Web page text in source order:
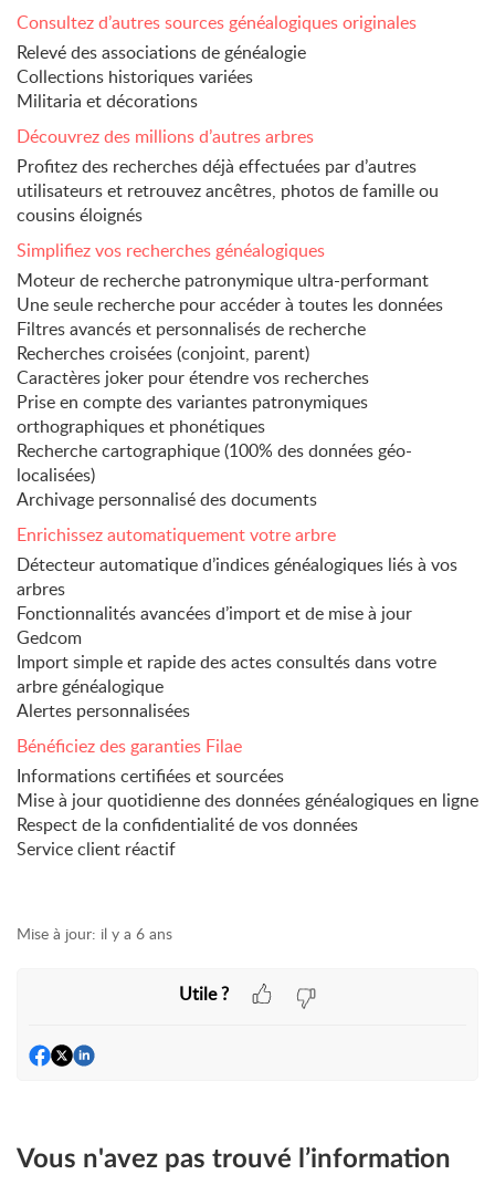
Consultez d’autres sources généalogiques originales
Relevé des associations de généalogie
Collections historiques variées
Militaria et décorations
Découvrez des millions d’autres arbres
Profitez des recherches déjà effectuées par d’autres
utilisateurs et retrouvez ancêtres, photos de famille ou
cousins éloignés
Simplifiez vos recherches généalogiques
Moteur de recherche patronymique ultra-performant
Une seule recherche pour accéder à toutes les données
Filtres avancés et personnalisés de recherche
Recherches croisées (conjoint, parent)
Caractères joker pour étendre vos recherches
Prise en compte des variantes patronymiques
orthographiques et phonétiques
Recherche cartographique (100% des données géo-
localisées)
Archivage personnalisé des documents
Enrichissez automatiquement votre arbre
Détecteur automatique d’indices généalogiques liés à vos
arbres
Fonctionnalités avancées d’import et de mise à jour
Gedcom
Import simple et rapide des actes consultés dans votre
arbre généalogique
Alertes personnalisées
Bénéficiez des garanties Filae
Informations certifiées et sourcées
Mise à jour quotidienne des données généalogiques en ligne
Respect de la confidentialité de vos données
Service client réactif
Mise à jour: il y a 6 ans
Utile ?
Vous n'avez pas trouvé l’information